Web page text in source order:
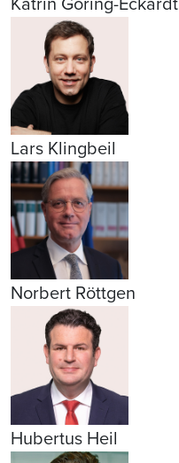
Lars Klingbeil
Norbert Röttgen
Hubertus Heil